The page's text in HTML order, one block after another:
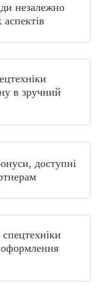
незалежно
аспектів
в зручний
доступні
оформлення